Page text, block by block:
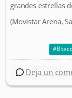
grandes estrellas
(Movistar Arena,
Deja un